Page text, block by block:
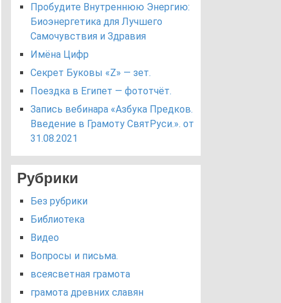
Пробудите Внутреннюю Энергию:
Биоэнергетика для Лучшего
Самочувствия и Здравия
Имёна Цифр
Секрет Буковы «Z» — зет.
Поездка в Египет — фототчёт.
Запись вебинара «Азбука Предков.
Введение в Грамоту СвятРуси.». от
31.08.2021
Рубрики
Без рубрики
Библиотека
Видео
Вопросы и письма.
всеясветная грамота
грамота древних славян